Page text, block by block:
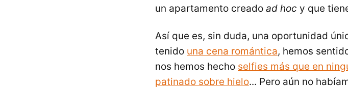
un apartamento creado ad hoc y que
Así que es, sin duda, una oportunidad
tenido una cena romántica, hemos
nos hemos hecho selfies más que en
patinado sobre hielo... Pero aún no